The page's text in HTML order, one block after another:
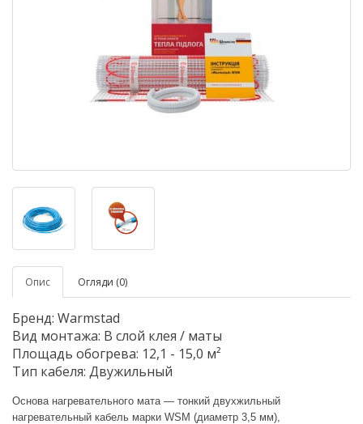
Опис Огляди (0)
Бренд: Warmstad
Вид монтажа: В слой клея / маты
Площадь обогрева: 12,1 - 15,0 м²
Тип кабеля: Двужильный
Основа нагревательного мата — тонкий двухжильный
нагревательный кабель марки WSM (диаметр 3,5 мм),